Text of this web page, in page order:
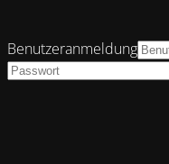
Benutzeranmeldung